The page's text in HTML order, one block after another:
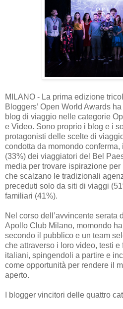
MILANO - La prima edizione
Bloggers’ Open World Awards
blog di viaggio nelle categorie
e Video. Sono proprio i blog e i
protagonisti delle scelte di
condotta da momondo
(33%) dei viaggiatori del Bel
media per trovare ispirazione
che scalzano le tradizionali
preceduti solo da siti di viaggi
familiari (41%).
Nel corso dell’avvincente serata
Apollo Club Milano, momondo
secondo il pubblico e un team
che attraverso i loro video, testi
italiani, spingendoli a partire e
come opportunità per rendere il
aperto.
I blogger vincitori delle quattro